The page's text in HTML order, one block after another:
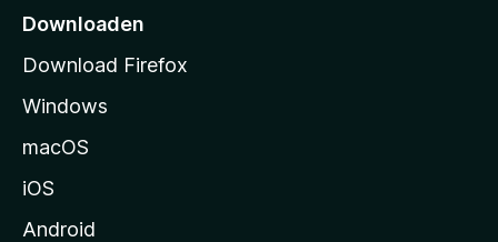
p
g
i
Downloaden
Download Firefox
Windows
macOS
iOS
Android